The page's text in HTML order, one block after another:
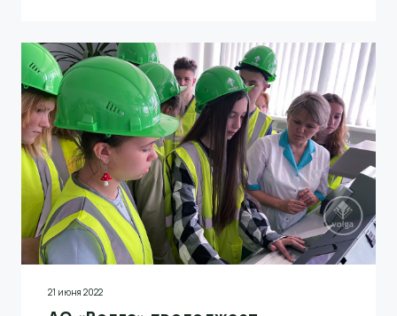
энергокомплекса (НиГРЭС)
21 июня 2022